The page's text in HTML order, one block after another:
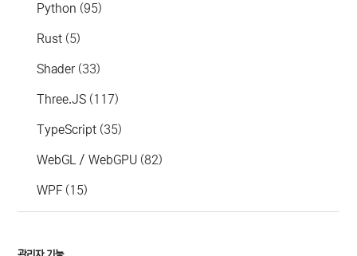
Python (95)
Rust (5)
Shader(33)
Three.JS (117)
TypeScript (35)
WebGL / WebGPU (82)
WPF (15)